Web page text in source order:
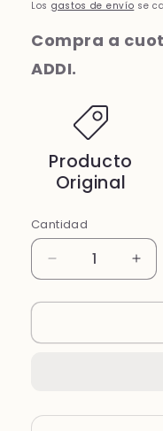
Los gastos de envío se
Compra a
ADDI.
Producto
Original
Cantidad
Cantidad
Reducir
cantidad
para
GEL